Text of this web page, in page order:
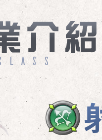
神官 / 祭司
聖騎士 / 狂戰士
元素使 / 地獄使